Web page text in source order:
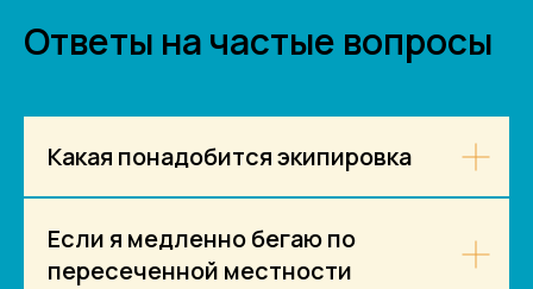
Ответы на частые вопросы
Какая понадобится экипировка
Если я медленно бегаю по
пересеченной местности